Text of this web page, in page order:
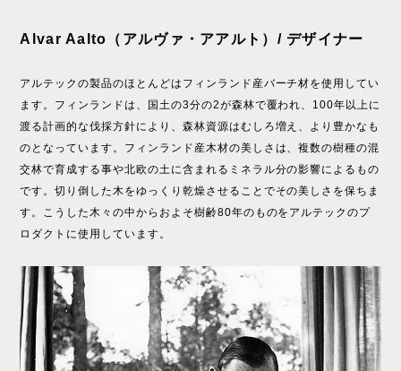
Alvar Aalto（アルヴァ・アアルト）/ デザイナー
アルテックの製品のほとんどはフィンランド産バーチ材を使用してい
ます。フィンランドは、国土の3分の2が森林で覆われ、100年以上に
渡る計画的な伐採方針により、森林資源はむしろ増え、より豊かなも
のとなっています。フィンランド産木材の美しさは、複数の樹種の混
交林で育成する事や北欧の土に含まれるミネラル分の影響によるもの
です。切り倒した木をゆっくり乾燥させることでその美しさを保ちま
す。こうした木々の中からおよそ樹齢80年のものをアルテックのプ
ロダクトに使用しています。